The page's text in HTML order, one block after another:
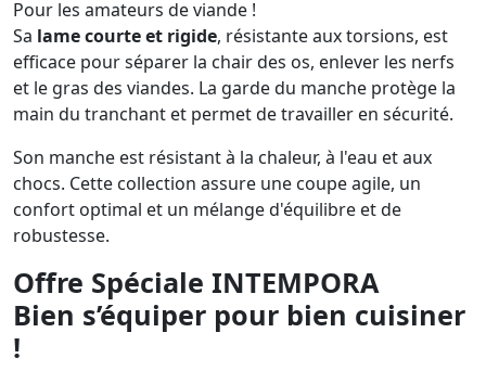
Pour les amateurs de viande !
Sa lame courte et rigide, résistante aux torsions, est
efficace pour séparer la chair des os, enlever les nerfs
et le gras des viandes. La garde du manche protège la
main du tranchant et permet de travailler en sécurité.
Son manche est résistant à la chaleur, à l'eau et aux
chocs. Cette collection assure une coupe agile, un
confort optimal et un mélange d'équilibre et de
robustesse.
Offre Spéciale INTEMPORA
Bien s’équiper pour bien cuisiner
!